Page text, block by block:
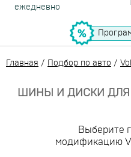
ежедневно
Главная / Подбор по авто /
ШИНЫ И ДИСКИ ДЛЯ
Выберите
модификацию